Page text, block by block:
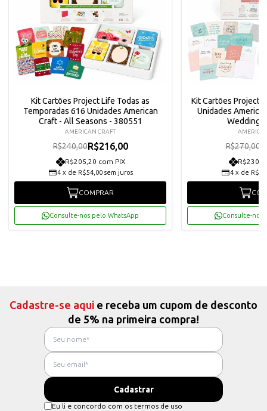
Kit Cartões Project Life Todas as
Temporadas 616 Unidades American
Craft - All Seasons - 380551
AMERICAN CRAFT
R$240,00R$216,00
R$205,20 com PIX
4 x de R$54,00 sem juros
COMPRAR
Consulte-nos pelo WhatsApp
Kit Cartões Project
Unidades
Weddings
R$270,00
4 x de
Consulte-nos
Cadastre-se aqui e receba um cupom de desconto
de 5% na primeira compra!
Eu li e concordo com os termos de uso